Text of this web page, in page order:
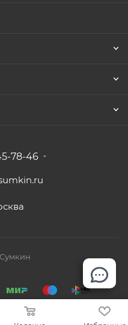
78-46